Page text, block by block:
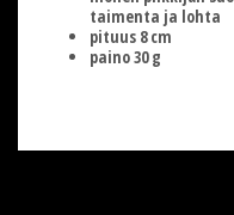
taimenta ja lohta
pituus 8 cm
paino 30 g